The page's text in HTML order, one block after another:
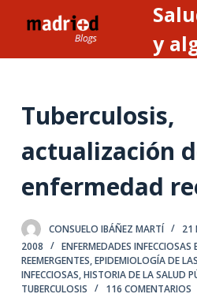
l
n
e
n
y
Tuberculosis,
actualización
enfermedad
CONSUELO IBÁÑEZ MARTÍ
21
2008
ENFERMEDADES INFECCIOSAS
REEMERGENTES,EPIDEMIOLOGÍA DE
INFECCIOSAS,HISTORIA DE LA SALUD
TUBERCULOSIS
116 COMENTARIOS